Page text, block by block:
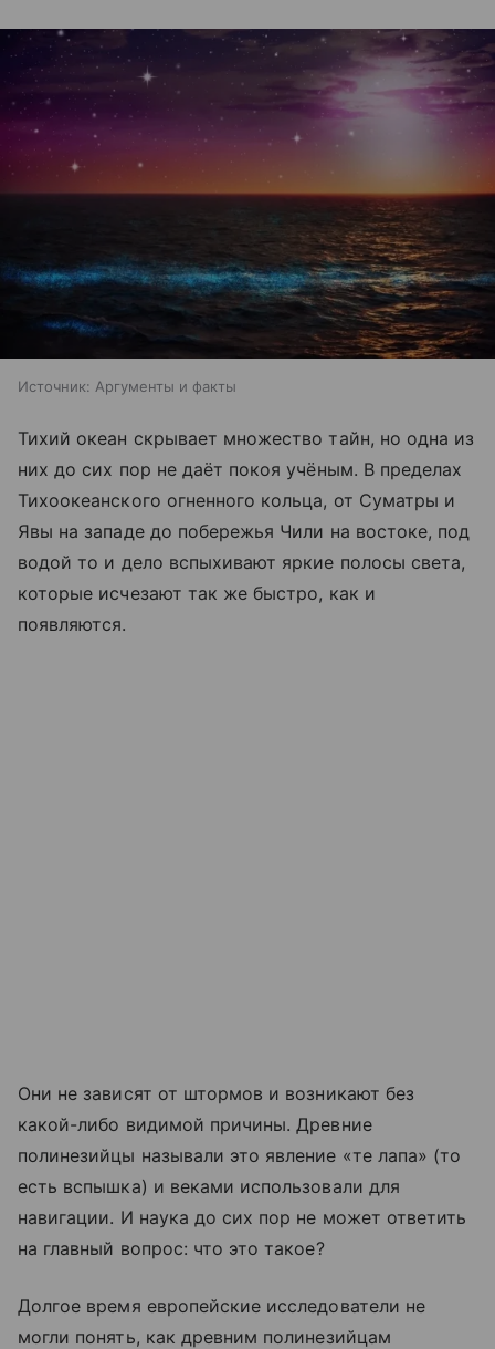
Источник: Аргументы и факты
Тихий океан скрывает множество тайн, но одна из
них до сих пор не даёт покоя учёным. В пределах
Тихоокеанского огненного кольца, от Суматры и
Явы на западе до побережья Чили на востоке, под
водой то и дело вспыхивают яркие полосы света,
которые исчезают так же быстро, как и
появляются.
Они не зависят от штормов и возникают без
какой-либо видимой причины. Древние
полинезийцы называли это явление «те лапа» (то
есть вспышка) и веками использовали для
навигации. И наука до сих пор не может ответить
на главный вопрос: что это такое?
Долгое время европейские исследователи не
могли понять, как древним полинезийцам